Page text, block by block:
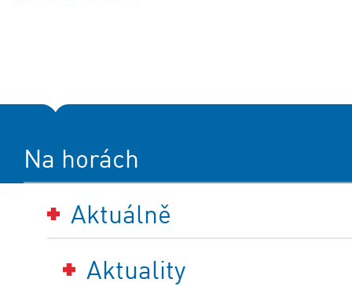
Na horách
Aktuálně
Aktuality